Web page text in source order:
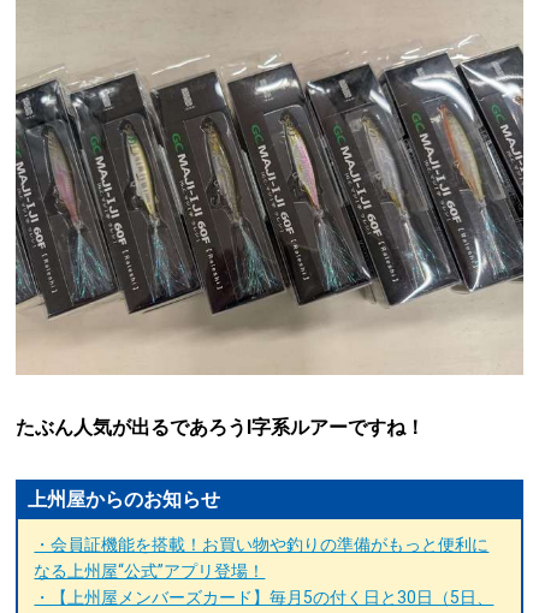
たぶん人気が出るであろうI字系ルアーですね！
上州屋からのお知らせ
・会員証機能を搭載！お買い物や釣りの準備がもっと便利に
なる上州屋“公式”アプリ登場！
・【上州屋メンバーズカード】毎月5の付く日と30日（5日、